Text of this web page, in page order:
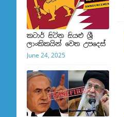
කටාර් සිටින සියළු ශ්‍රී
ලාංකිකයින් වෙත උපදෙස්
June 24, 2025